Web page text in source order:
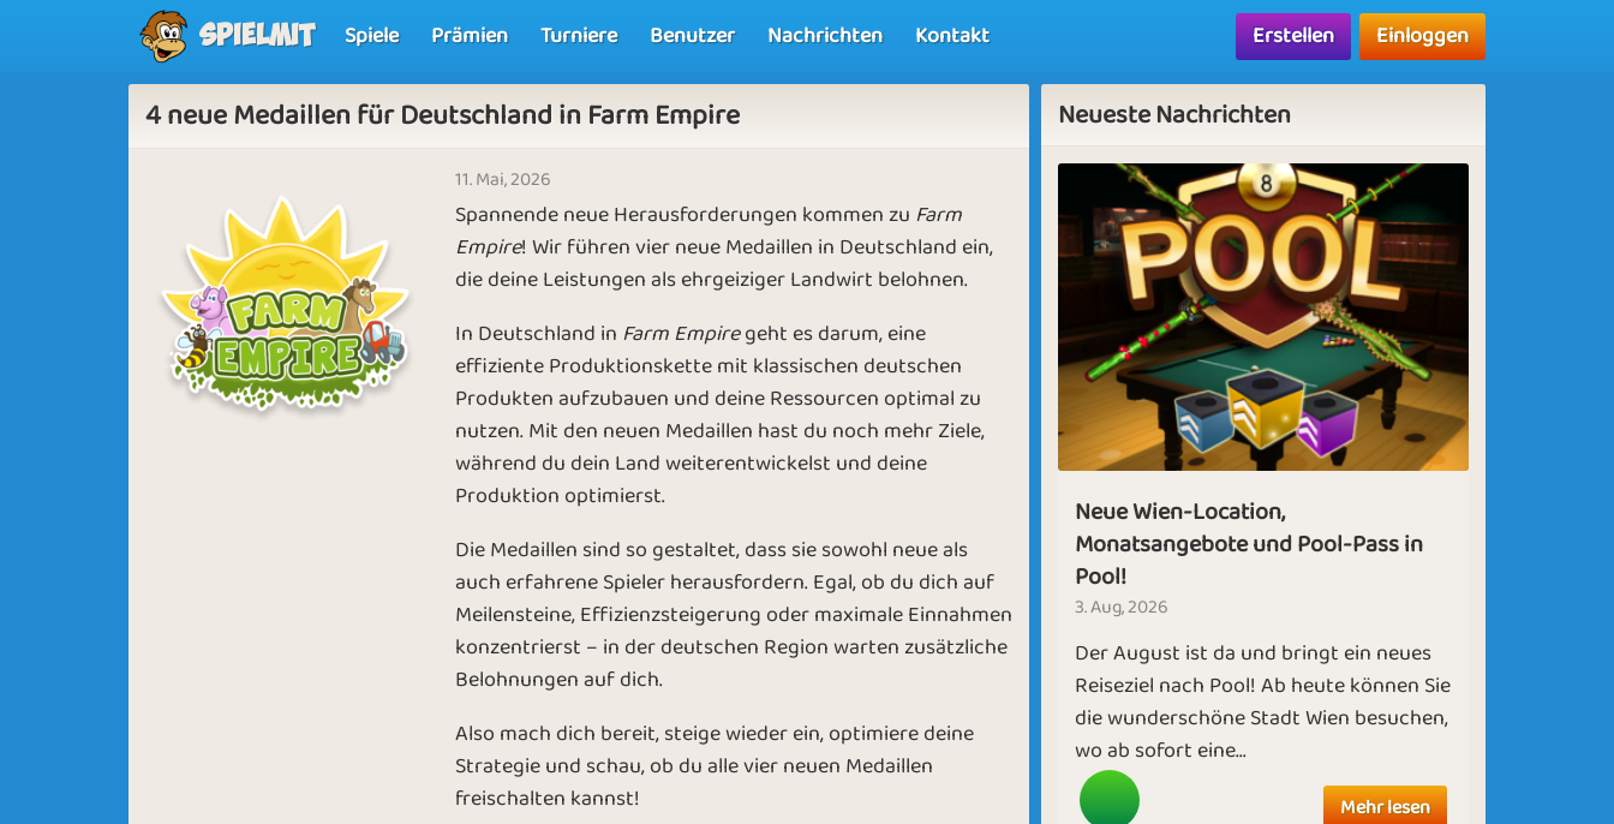
Spielmit Spiele Prämien Turniere Benutzer Nachrichten Kontakt Erstellen Einloggen
4 neue Medaillen für Deutschland in Farm Empire
11. Mai, 2026
Spannende neue Herausforderungen kommen zu Farm
Empire! Wir führen vier neue Medaillen in Deutschland ein,
die deine Leistungen als ehrgeiziger Landwirt belohnen.
In Deutschland in Farm Empiregeht es darum, eine
effiziente Produktionskette mit klassischen deutschen
Produkten aufzubauen und deine Ressourcen optimal zu
nutzen. Mit den neuen Medaillen hast du noch mehr Ziele,
während du dein Land weiterentwickelst und deine
Produktion optimierst.
Die Medaillen sind so gestaltet, dass sie sowohl neue als
auch erfahrene Spieler herausfordern. Egal, ob du dich auf
Meilensteine, Effizienzsteigerung oder maximale Einnahmen
konzentrierst – in der deutschen Region warten zusätzliche
Belohnungen auf dich.
Also mach dich bereit, steige wieder ein, optimiere deine
Strategie und schau, ob du alle vier neuen Medaillen
freischalten kannst!
Neueste Nachrichten
Neue Wien-Location,
Monatsangebote und Pool-Pass in
Pool!
3. Aug, 2026
Der August ist da und bringt ein neues
Reiseziel nach Pool! Ab heute können Sie
die wunderschöne Stadt Wien besuchen,
wo ab sofort eine...
Mehr lesen